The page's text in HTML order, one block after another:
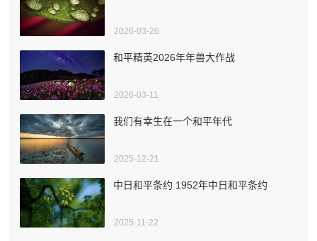
2026-03-26
和平精英2026年年兽大作战
2026-03-11
我们有幸生在一个和平年代
2025-12-21
中日和平条约 1952年中日和平条约
2025-11-22